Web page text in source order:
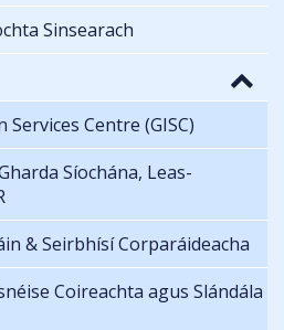
Sinsearach
Centre (GISC)
Síochána, Leas-
& Seirbhísí Corparáideacha
Coireachta agus Slándála